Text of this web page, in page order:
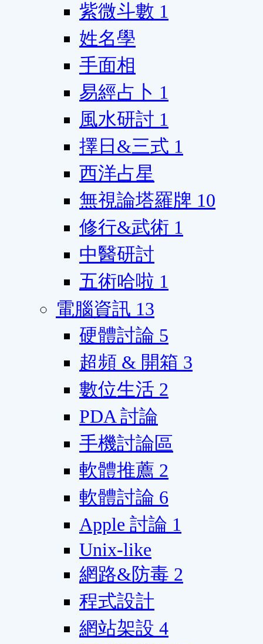
紫微斗數 1
姓名學
手面相
易經占卜 1
風水研討 1
擇日&三式 1
西洋占星
無視論塔羅牌 10
修行&武術 1
中醫研討
五術哈啦 1
電腦資訊 13
硬體討論 5
超頻 & 開箱 3
數位生活 2
PDA 討論
手機討論區
軟體推薦 2
軟體討論 6
Apple 討論 1
Unix-like
網路&防毒 2
程式設計
網站架設 4